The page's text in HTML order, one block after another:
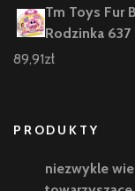
Tm Toys Fur
Rodzinka 637
89,91zł
PRODUKTY
niezwykle